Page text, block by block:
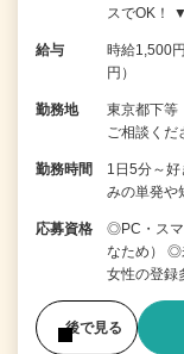
スでOK！
給与
時給1,500
円）
勤務地
東京都下等
ご相談くだ
勤務時間
1日5分～
みの単発や
応募資格
◎PC・スマ
なため） ◎
女性の登
後で見る